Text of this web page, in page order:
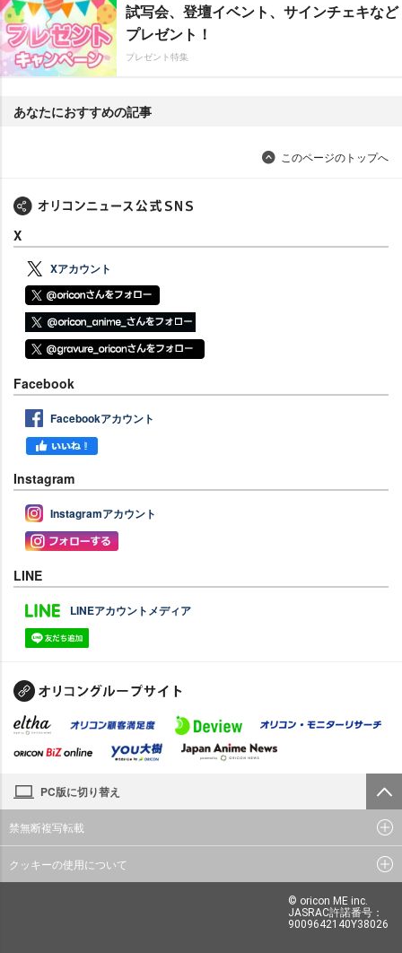
試写会、登壇イベント、サインチェキなど
プレゼント！
プレゼント特集
あなたにおすすめの記事
このページのトップへ
X
Xアカウント
Facebook
Facebookアカウント
Instagram
Instagramアカウント
LINE
LINEアカウントメディア
PC版に切り替え
禁無断複写転載
クッキーの使用について
© oricon ME inc.
JASRAC許諾番号：
9009642140Y38026